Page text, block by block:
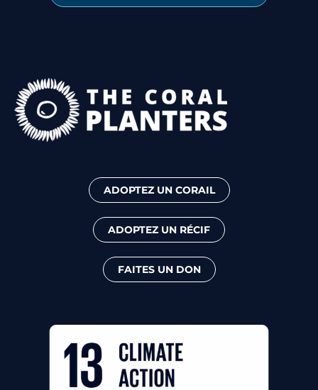
ADOPTEZ UN CORAIL
ADOPTEZ UN RÉCIF
FAITES UN DON